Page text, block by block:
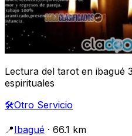
Lectura del tarot en ibagué
espirituales
🛠️Otro Servicio
📍Ibagué · 66.1 km